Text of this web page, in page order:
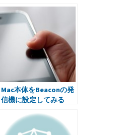
Mac本体をBeaconの発
信機に設定してみる